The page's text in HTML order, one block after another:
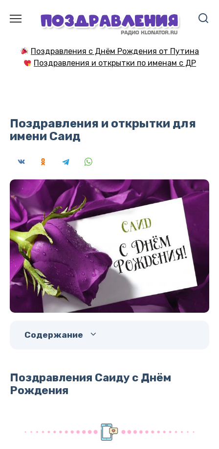
содержанию
Поздравления с Днём Рождения от Путина
Поздравления и открытки по именам с ДР
Поздравления и открытки для
имени Саид
Содержание
Поздравления Саиду с Днём
Рождения